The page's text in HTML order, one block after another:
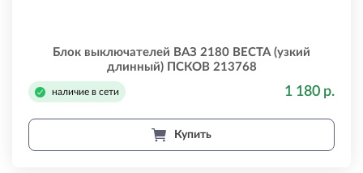
Блок выключателей ВАЗ 2180 ВЕСТА (узкий
длинный) ПСКОВ 213768
наличие в сети 1 180 р.
Купить